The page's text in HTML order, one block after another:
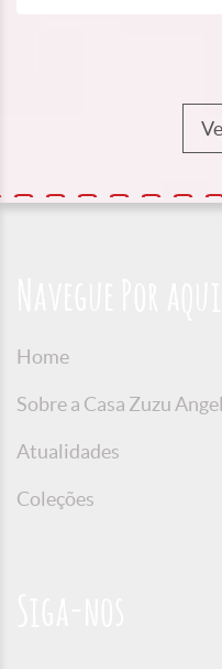
Home
Sobre a Casa Zuzu Angel
Atualidades
Coleções